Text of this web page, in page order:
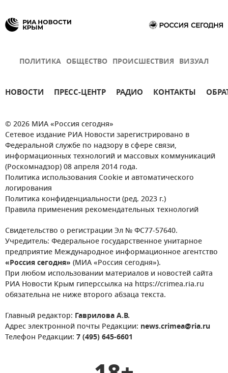
ПОЛИТИКА ОБЩЕСТВО ПРОИСШЕСТВИЯ ВИЗУАЛ
НОВОСТИ ПРЕСС-ЦЕНТР РАДИО КОНТАКТЫ
© 2026 МИА «Россия сегодня»
Сетевое издание РИА Новости зарегистрировано в
Федеральной службе по надзору в сфере связи,
информационных технологий и массовых коммуникаций
(Роскомнадзор) 08 апреля 2014 года.
Политика использования Cookie и автоматического
логирования
Политика конфиденциальности (ред. 2023 г.)
Правила применения рекомендательных технологий
Свидетельство о регистрации Эл № ФС77-57640.
Учредитель: Федеральное государственное унитарное
предприятие Международное информационное агентство
«Россия сегодня» (МИА «Россия сегодня»).
При любом использовании материалов и новостей сайта
РИА Новости Крым гиперссылка на https://crimea.ria.ru
обязательна не ниже второго абзаца текста.
Главный редактор: Гаврилова А.В.
Адрес электронной почты Редакции: news.crimea@ria.ru
Телефон Редакции: 7 (495) 645-6601